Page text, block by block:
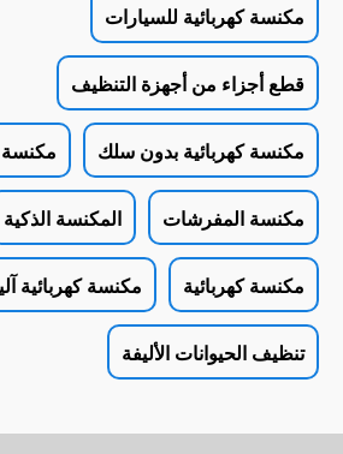
مكنسة كهربائية للسيارات
قطع أجزاء من أجهزة التنظيف
مكنسة كهربائية بدون سلك مكنسة
مكنسة المفرشات المكنسة الذكية
مكنسة كهربائية مكنسة كهربائية
تنظيف الحيوانات الأليفة